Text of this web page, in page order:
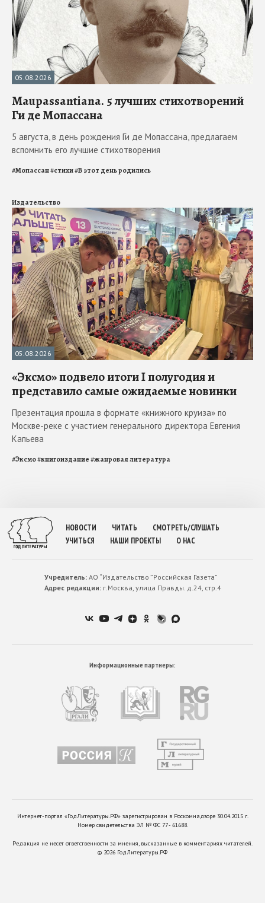
05.08.2026
Maupassantiana. 5 лучших стихотворений
Ги де Мопассана
5 августа, в день рождения Ги де Мопассана, предлагаем
вспомнить его лучшие стихотворения
#Мопассан#стихи#В этот день родились
Издательство
05.08.2026
«Эксмо» подвело итоги I полугодия и
представило самые ожидаемые новинки
Презентация прошла в формате «книжного круиза» по
Москве-реке с участием генерального директора Евгения
Капьева
#Эксмо#книгоиздание#жанровая литература
НОВОСТИ ЧИТАТЬ
СМОТРЕТЬ/СЛУШАТЬ
УЧИТЬСЯ
НАШИ ПРОЕКТЫ О НАС
Учредитель:АО “Издательство ”Российская Газета”
Адрес редакции:г.Москва, улица Правды. д.24, стр.4
Информационные партнеры:
Интернет-портал «ГодЛитературы.РФ» зарегистрирован в Роскомнадзоре 30.04.2015 г.
Номер свидетельства ЭЛ № ФС 77 - 61688.
Редакция не несет ответственности за мнения, высказанные в комментариях читателей.
© 2026 ГодЛитературы.РФ